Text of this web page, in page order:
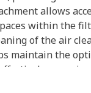
allows
within the
of the air
maintain the